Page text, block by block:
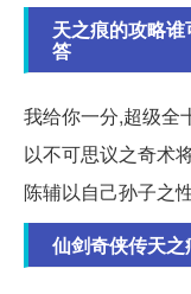
天之痕的攻略
答
我给你一分,超级全
以不可思议之奇术
陈辅以自己孙子之
仙剑奇侠传天